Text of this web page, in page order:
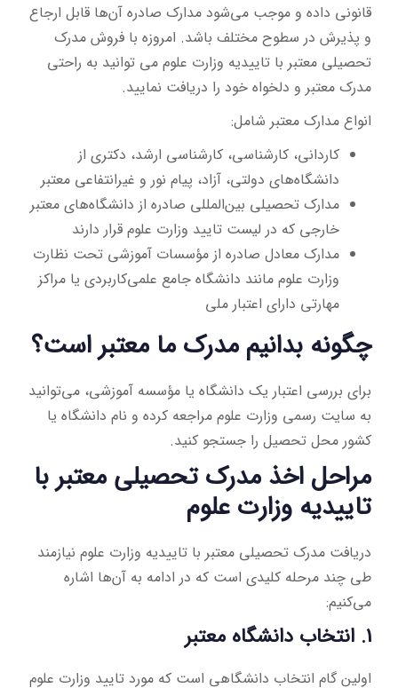
قانونی داده و موجب می‌شود مدارک صادره آن‌ها قابل ارجاع
و پذیرش در سطوح مختلف باشد. امروزه با فروش مدرک
تحصیلی معتبر با تاییدیه وزارت علوم می توانید به راحتی
مدرک معتبر و دلخواه خود را دریافت نمایید.
انواع مدارک معتبر شامل:
کاردانی، کارشناسی، کارشناسی ارشد، دکتری از
دانشگاه‌های دولتی، آزاد، پیام نور و غیرانتفاعی معتبر
مدارک تحصیلی بین‌المللی صادره از دانشگاه‌های معتبر
خارجی که در لیست تایید وزارت علوم قرار دارند
مدارک معادل صادره از مؤسسات آموزشی تحت نظارت
وزارت علوم مانند دانشگاه جامع علمی‌کاربردی یا مراکز
مهارتی دارای اعتبار ملی
چگونه بدانیم مدرک ما معتبر است؟
برای بررسی اعتبار یک دانشگاه یا مؤسسه آموزشی، می‌توانید
به سایت رسمی وزارت علوم مراجعه کرده و نام دانشگاه یا
کشور محل تحصیل را جستجو کنید.
مراحل اخذ مدرک تحصیلی معتبر با
تاییدیه وزارت علوم
دریافت مدرک تحصیلی معتبر با تاییدیه وزارت علوم نیازمند
طی چند مرحله کلیدی است که در ادامه به آن‌ها اشاره
می‌کنیم:
1. انتخاب دانشگاه معتبر
اولین گام انتخاب دانشگاهی است که مورد تایید وزارت علوم